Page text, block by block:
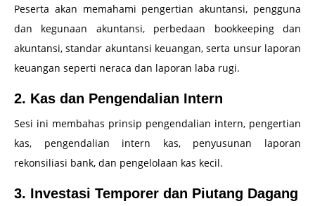
Peserta akan memahami pengertian akuntansi, pengguna
dan kegunaan akuntansi, perbedaan bookkeeping dan
akuntansi, standar akuntansi keuangan, serta unsur laporan
keuangan seperti neraca dan laporan laba rugi.
2. Kas dan Pengendalian Intern
Sesi ini membahas prinsip pengendalian intern, pengertian
kas, pengendalian intern kas, penyusunan laporan
rekonsiliasi bank, dan pengelolaan kas kecil.
3. Investasi Temporer dan Piutang Dagang